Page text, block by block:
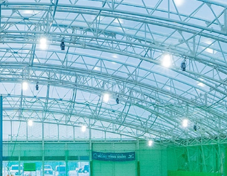
お問合せフォーム
ミズノスポーツプラザ舞洲 LaBOLA総合予
約